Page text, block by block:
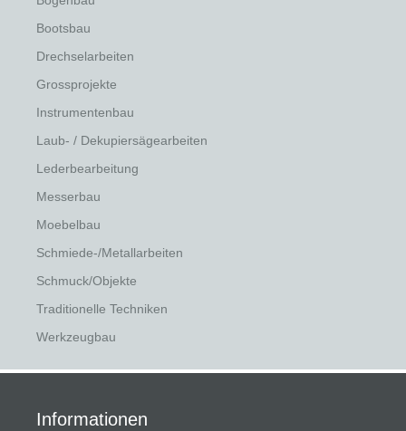
Bootsbau
Drechselarbeiten
Grossprojekte
Instrumentenbau
Laub- / Dekupiersägearbeiten
Lederbearbeitung
Messerbau
Moebelbau
Schmiede-/Metallarbeiten
Schmuck/Objekte
Traditionelle Techniken
Werkzeugbau
Informationen